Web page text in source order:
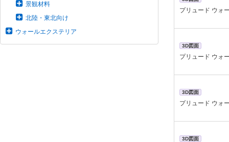
景観材料
北陸・東北向け
ウォールエクステリア
プリュード ウォ
3D図面
プリュード ウォ
3D図面
プリュード ウォ
3D図面